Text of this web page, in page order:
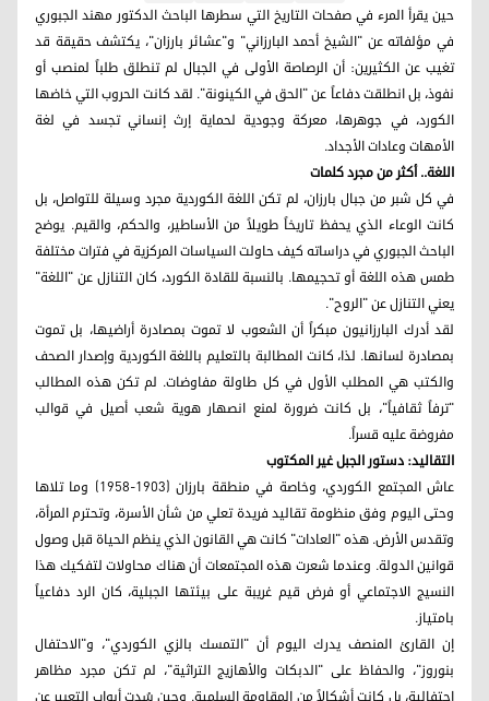
حين يقرأ المرء في صفحات التاريخ التي سطرها الباحث الدكتور مهند الجبوري
في مؤلفاته عن "الشيخ أحمد البارزاني" و"عشائر بارزان"، يكتشف حقيقة قد
تغيب عن الكثيرين: أن الرصاصة الأولى في الجبال لم تنطلق طلباً لمنصب أو
نفوذ، بل انطلقت دفاعاً عن "الحق في الكينونة". لقد كانت الحروب التي خاضها
الكورد، في جوهرها، معركة وجودية لحماية إرث إنساني تجسد في لغة
الأمهات وعادات الأجداد.
اللغة.. أكثر من مجرد كلمات
في كل شبر من جبال بارزان، لم تكن اللغة الكوردية مجرد وسيلة للتواصل، بل
كانت الوعاء الذي يحفظ تاريخاً طويلاً من الأساطير، والحكم، والقيم. يوضح
الباحث الجبوري في دراساته كيف حاولت السياسات المركزية في فترات مختلفة
طمس هذه اللغة أو تحجيمها. بالنسبة للقادة الكورد، كان التنازل عن "اللغة"
يعني التنازل عن "الروح".
لقد أدرك البارزانيون مبكراً أن الشعوب لا تموت بمصادرة أراضيها، بل تموت
بمصادرة لسانها. لذا، كانت المطالبة بالتعليم باللغة الكوردية وإصدار الصحف
والكتب هي المطلب الأول في كل طاولة مفاوضات. لم تكن هذه المطالب
"ترفاً ثقافياً"، بل كانت ضرورة لمنع انصهار هوية شعب أصيل في قوالب
مفروضة عليه قسراً.
التقاليد: دستور الجبل غير المكتوب
عاش المجتمع الكوردي، وخاصة في منطقة بارزان (1903-1958) وما تلاها
وحتى اليوم وفق منظومة تقاليد فريدة تعلي من شأن الأسرة، وتحترم المرأة،
وتقدس الأرض. هذه "العادات" كانت هي القانون الذي ينظم الحياة قبل وصول
قوانين الدولة. وعندما شعرت هذه المجتمعات أن هناك محاولات لتفكيك هذا
النسيج الاجتماعي أو فرض قيم غريبة على بيئتها الجبلية، كان الرد دفاعياً
بامتياز.
إن القارئ المنصف يدرك اليوم أن "التمسك بالزي الكوردي"، و"الاحتفال
بنوروز"، والحفاظ على "الدبكات والأهازيج التراثية"، لم تكن مجرد مظاهر